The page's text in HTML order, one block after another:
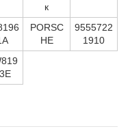
к
PORSC
HE
9555722
1910